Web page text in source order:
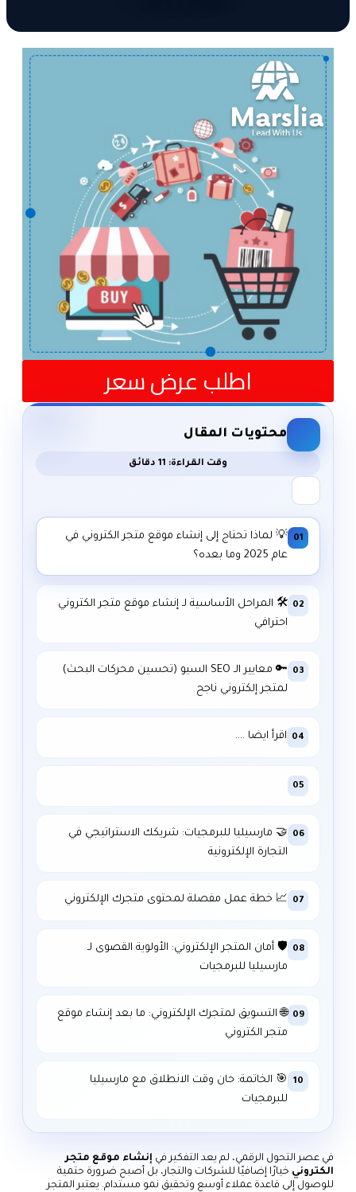
اطلب عرض سعر
محتويات المقال
وقت القراءة: 11 دقائق
01
💡 لماذا تحتاج إلى إنشاء موقع متجر الكتروني في
عام 2025 وما بعده؟
02
🛠️ المراحل الأساسية لـ إنشاء موقع متجر الكتروني
احترافي
03
🔑 معايير الـ SEO السيو (تحسين محركات البحث)
لمتجر إلكتروني ناجح
04 اقرأ ايضا ….
05
06
🤝 مارسيليا للبرمجيات: شريكك الاستراتيجي في
التجارة الإلكترونية
07 📈 خطة عمل مفصلة لمحتوى متجرك الإلكتروني
08
🛡️ أمان المتجر الإلكتروني: الأولوية القصوى لـ
مارسيليا للبرمجيات
09 🌐 التسويق لمتجرك الإلكتروني: ما بعد إنشاء موقع
متجر الكتروني
10
🎯 الخاتمة: حان وقت الانطلاق مع مارسيليا
للبرمجيات
في عصر التحول الرقمي، لم يعد التفكير في إنشاء موقع متجر
الكتروني خيارًا إضافيًا للشركات والتجار، بل أصبح ضرورة حتمية
للوصول إلى قاعدة عملاء أوسع وتحقيق نمو مستدام. يعتبر المتجر